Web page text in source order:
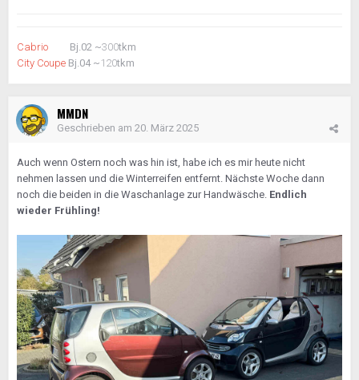
Cabrio Bj.02 ~300tkm
City Coupe Bj.04 ~120tkm
MMDN
Geschrieben am 20. März 2025
Auch wenn Ostern noch was hin ist, habe ich es mir heute nicht
nehmen lassen und die Winterreifen entfernt. Nächste Woche dann
noch die beiden in die Waschanlage zur Handwäsche. Endlich
wieder Frühling!